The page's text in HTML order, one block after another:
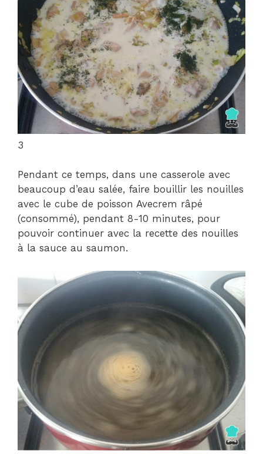
3
Pendant ce temps, dans une casserole avec
beaucoup d’eau salée, faire bouillir les nouilles
avec le cube de poisson Avecrem râpé
(consommé), pendant 8-10 minutes, pour
pouvoir continuer avec la recette des nouilles
à la sauce au saumon.